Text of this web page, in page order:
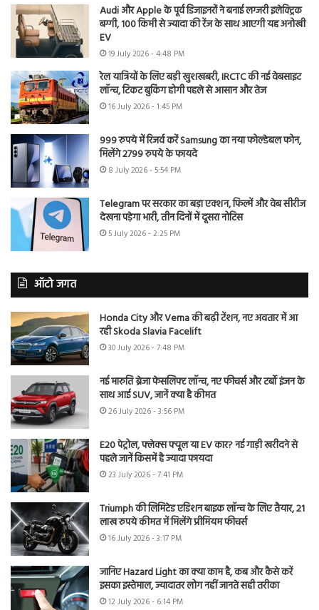
Audi और Apple के पूर्व डिजाइनरों ने बनाई लग्जरी इलेक्ट्रिक
बग्गी, 100 किमी से ज्यादा की रेंज के साथ आएगी यह अनोखी
EV
19 July 2026 - 4:48 PM
रेल यात्रियों के लिए बड़ी खुशखबरी, IRCTC की नई वेबसाइट
लॉन्च, टिकट बुकिंग होगी पहले से आसान और तेज
16 July 2026 - 1:45 PM
999 रुपये में रिजर्व करें Samsung का नया फोल्डेबल फोन,
मिलेंगे 2799 रुपये के फायदे
8 July 2026 - 5:54 PM
Telegram पर सरकार का बड़ा एक्शन, फिल्में और वेब सीरीज
देखना पड़ेगा भारी, तीन दिनों में दूसरा नोटिस
5 July 2026 - 2:25 PM
ऑटो जगत
Honda City और Verna की बढ़ी टेंशन, नए अवतार में आ
रही Skoda Slavia Facelift
30 July 2026 - 7:48 PM
नई मारुति ब्रेजा फेसलिफ्ट लॉन्च, नए फीचर्स और टर्बो इंजन के
साथ आई SUV, जानें क्या है कीमत
26 July 2026 - 3:56 PM
E20 पेट्रोल, फ्लेक्स फ्यूल या EV कार? नई गाड़ी खरीदने से
पहले जानें किसमें है ज्यादा फायदा
23 July 2026 - 7:41 PM
Triumph की लिमिटेड एडिशन बाइक लॉन्च के लिए तैयार, 21
लाख रुपये कीमत में मिलेंगे प्रीमियम फीचर्स
16 July 2026 - 3:17 PM
जानिए Hazard Light का क्या काम है, कब और कैसे करें
इसका इस्तेमाल, ज्यादातर लोग नहीं जानते सही तरीका
12 July 2026 - 6:14 PM